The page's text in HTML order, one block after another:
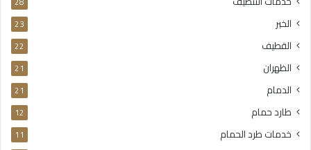
الخبر 23
القطيف 22
الظهران 21
الدمام 21
طارد حمام 12
خدمات طرد الحمام 11